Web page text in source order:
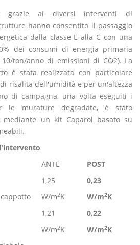
grazie ai diversi interventi di
hanno consentito il passaggio
dalla classe E alla C con una
dei consumi di energia primaria
ton/anno di emissioni di CO2). La
è stata realizzata con particolare
risalita dell'umidità e per un'altezza
di campagna, una volta eseguiti i
le murature degradate, è stato
mediante un kit Caparol basato su
ANTE
POST
1,25
W/m2K
0,23
W/m2K
1,21
W/m2K
0,22
W/m2K